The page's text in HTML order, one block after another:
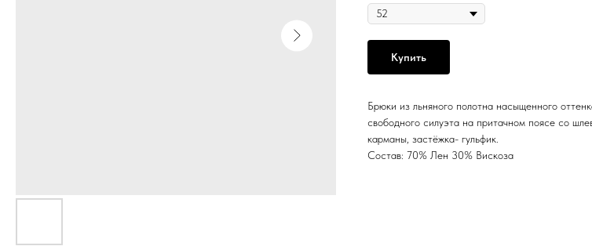
Купить
Брюки из льняного полотна насыщенного
свободного силуэта на притачном поясе со
карманы, застёжка- гульфик.
Состав: 70% Лен 30% Вискоза